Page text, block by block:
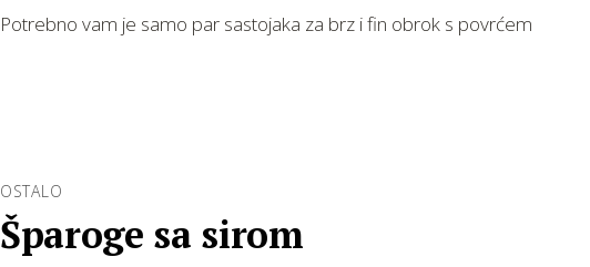
Potrebno vam je samo par sastojaka za brz i fin obrok s povrćem
OSTALO
Šparoge sa sirom